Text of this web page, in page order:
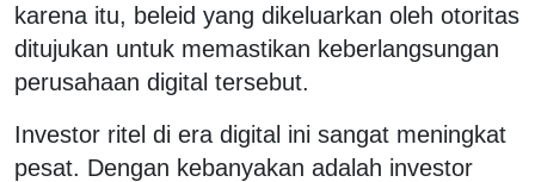
karena itu, beleid yang dikeluarkan oleh otoritas
ditujukan untuk memastikan keberlangsungan
perusahaan digital tersebut.
Investor ritel di era digital ini sangat meningkat
pesat. Dengan kebanyakan adalah investor